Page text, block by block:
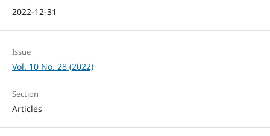
2022-12-31
Issue
Vol. 10 No. 28 (2022)
Section
Articles